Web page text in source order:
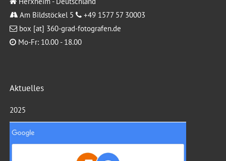
Am Bildstöckel 5
+49 1577 57 30003
box [at] 360-grad-fotografen.de
Mo-Fr: 10.00 - 18.00
Aktuelles
2025